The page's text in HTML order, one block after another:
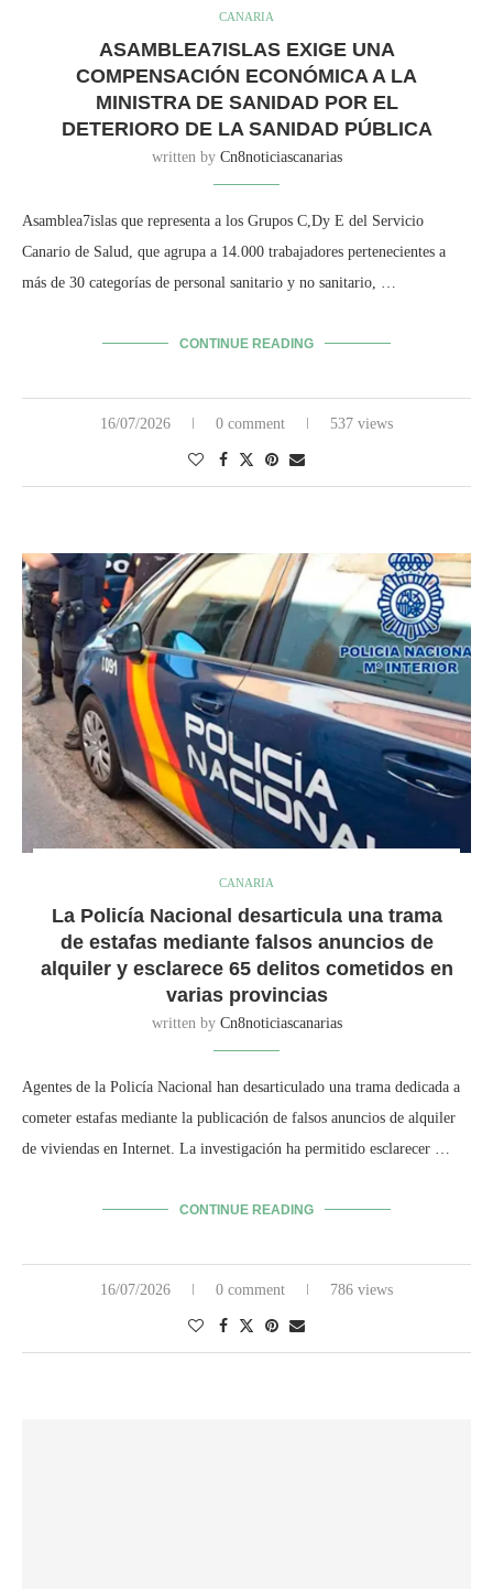
CANARIA
ASAMBLEA7ISLAS EXIGE UNA
COMPENSACIÓN ECONÓMICA A LA
MINISTRA DE SANIDAD POR EL
DETERIORO DE LA SANIDAD PÚBLICA
written by Cn8noticiascanarias
Asamblea7islas que representa a los Grupos C,Dy E del Servicio
Canario de Salud, que agrupa a 14.000 trabajadores pertenecientes a
más de 30 categorías de personal sanitario y no sanitario, …
CONTINUE READING
16/07/2026 0 comment 537 views
CANARIA
La Policía Nacional desarticula una trama
de estafas mediante falsos anuncios de
alquiler y esclarece 65 delitos cometidos en
varias provincias
written by Cn8noticiascanarias
Agentes de la Policía Nacional han desarticulado una trama dedicada a
cometer estafas mediante la publicación de falsos anuncios de alquiler
de viviendas en Internet. La investigación ha permitido esclarecer …
CONTINUE READING
16/07/2026 0 comment 786 views